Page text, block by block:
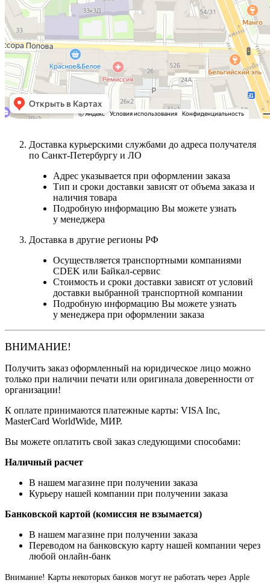
Доставка курьерскими службами до адреса получателя
по Санкт-Петербургу и ЛО
Адрес указывается при оформлении заказа
Тип и сроки доставки зависят от объема заказа и
наличия товара
Подробную информацию Вы можете узнать
у менеджера
Доставка в другие регионы РФ
Осуществляется транспортными компаниями
CDEK или Байкал-сервис
Стоимость и сроки доставки зависят от условий
доставки выбранной транспортной компании
Подробную информацию Вы можете узнать
у менеджера при оформлении заказа
ВНИМАНИЕ!
Получить заказ оформленный на юридическое лицо можно
только при наличии печати или оригинала доверенности от
организации!
К оплате принимаются платежные карты: VISA Inc,
MasterCard WorldWide, МИР.
Вы можете оплатить свой заказ следующими способами:
Наличный расчет
В нашем магазине при получении заказа
Курьеру нашей компании при получении заказа
Банковской картой (комиссия не взымается)
В нашем магазине при получении заказа
Переводом на банковскую карту нашей компании через
любой онлайн-банк
Внимание! Карты некоторых банков могут не работать через Apple